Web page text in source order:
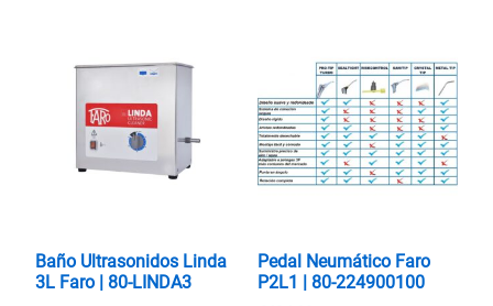
Baño Ultrasonidos Linda
3L Faro | 80-LINDA3
Pedal Neumático Faro
P2L1 | 80-224900100